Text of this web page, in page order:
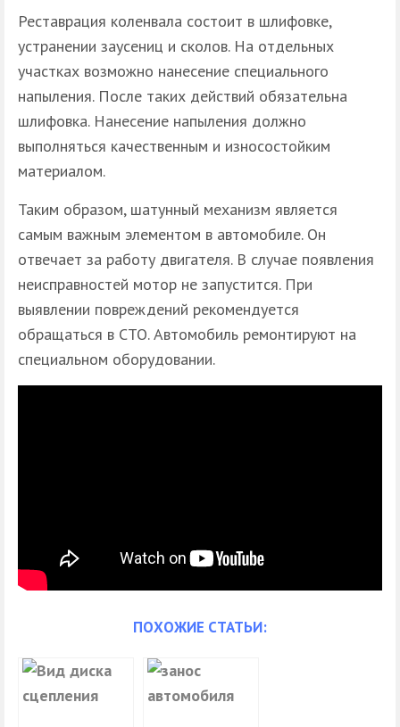
Реставрация коленвала состоит в шлифовке,
устранении заусениц и сколов. На отдельных
участках возможно нанесение специального
напыления. После таких действий обязательна
шлифовка. Нанесение напыления должно
выполняться качественным и износостойким
материалом.
Таким образом, шатунный механизм является
самым важным элементом в автомобиле. Он
отвечает за работу двигателя. В случае появления
неисправностей мотор не запустится. При
выявлении повреждений рекомендуется
обращаться в СТО. Автомобиль ремонтируют на
специальном оборудовании.
ПОХОЖИЕ СТАТЬИ: